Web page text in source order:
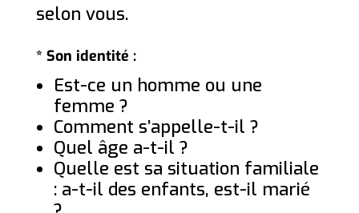
selon vous.
* Son identité :
Est-ce un homme ou une
femme ?
Comment s’appelle-t-il ?
Quel âge a-t-il ?
Quelle est sa situation familiale
: a-t-il des enfants, est-il marié